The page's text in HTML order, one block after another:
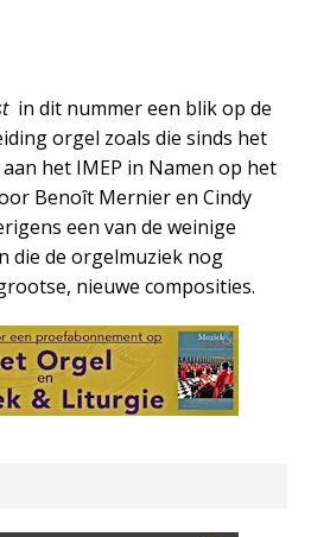
in dit nummer een blik op de
orgel zoals die sinds het
het IMEP in Namen op het
Benoît Mernier en Cindy
een van de weinige
die de orgelmuziek nog
nieuwe composities.